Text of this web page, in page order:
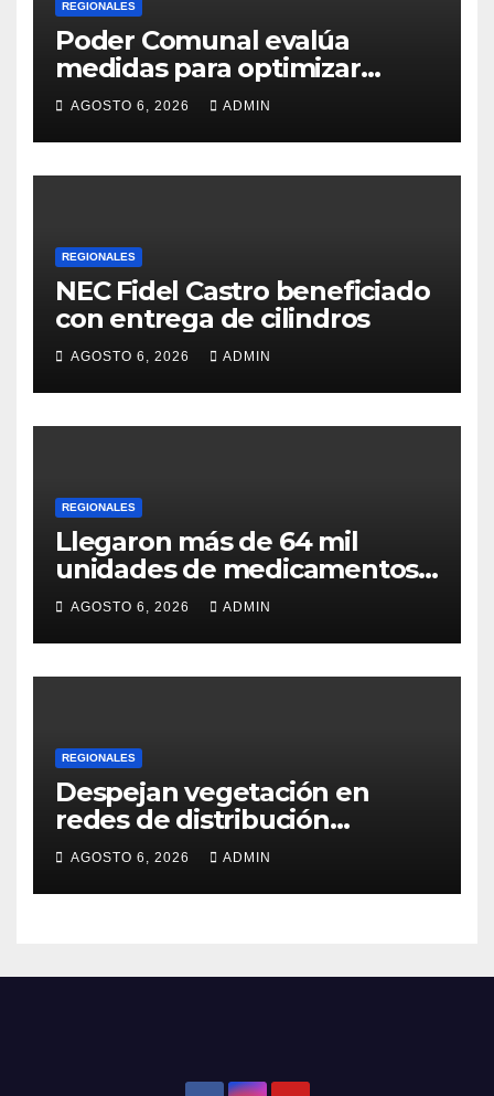
REGIONALES
Poder Comunal evalúa
medidas para optimizar
servicio de agua
AGOSTO 6, 2026 ADMIN
REGIONALES
NEC Fidel Castro beneficiado
con entrega de cilindros
AGOSTO 6, 2026 ADMIN
REGIONALES
Llegaron más de 64 mil
unidades de medicamentos
e insumos
AGOSTO 6, 2026 ADMIN
REGIONALES
Despejan vegetación en
redes de distribución
eléctrica
AGOSTO 6, 2026 ADMIN